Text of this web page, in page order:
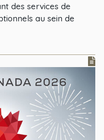
des services de
au sein de